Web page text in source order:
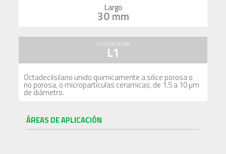
Largo
30 mm
CLASIFICACIÓN
L1
Octadecilsilano unido quimicamente a silice porosa o
no porosa, o microparticulas ceramicas, de 1.5 a 10 µm
de diámetro.
ÁREAS DE APLICACIÓN